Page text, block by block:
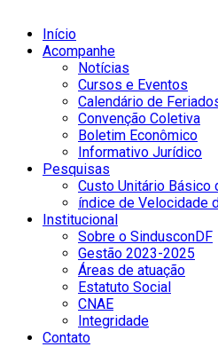
Início
Acompanhe
Notícias
Cursos e Eventos
Calendário de
Convenção Coletiva
Boletim Econômico
Informativo Jurídico
Pesquisas
Custo Unitário Básico
índice de Velocidade
Institucional
Sobre o SindusconDF
Gestão 2023-2025
Áreas de atuação
Estatuto Social
CNAE
Integridade
Contato